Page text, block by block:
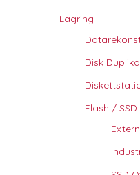
Lagring
Disk
Flash / SSD